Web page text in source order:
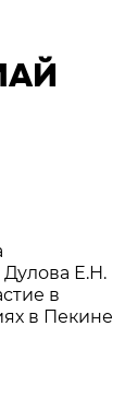
Е.Н.
в
в Пекине